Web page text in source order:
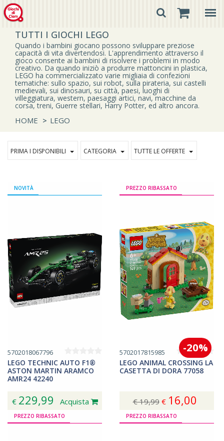
TUTTI I GIOCHI LEGO
Quando i bambini giocano possono sviluppare preziose
capacità di vita divertendosi. L'apprendimento attraverso il
gioco consente ai bambini di risolvere i problemi in modo
creativo. Da quando iniziò a produrre mattoncini in plastica,
LEGO ha commercializzato varie migliaia di confezioni
tematiche: sullo spazio, sui robot, sulla pirateria, sui castelli
medievali, sui dinosauri, su città, paesi, luoghi di
villeggiatura, western, paesaggi artici, navi, macchine da
corsa, treni, Guerre stellari, Harry Potter, ed altro ancora.
HOME > LEGO
PRIMA I DISPONIBILI CATEGORIA TUTTE LE OFFERTE
NOVITÀ
5702018067796
LEGO TECHNIC AUTO F1®
ASTON MARTIN ARAMCO
AMR24 42240
€ 229,99 Acquista
PREZZO RIBASSATO
5702017815985
LEGO ANIMAL CROSSING LA
CASETTA DI DORA 77058
€ 19,99€ 16,00
-20%
Acquista
PREZZO RIBASSATO PREZZO RIBASSATO